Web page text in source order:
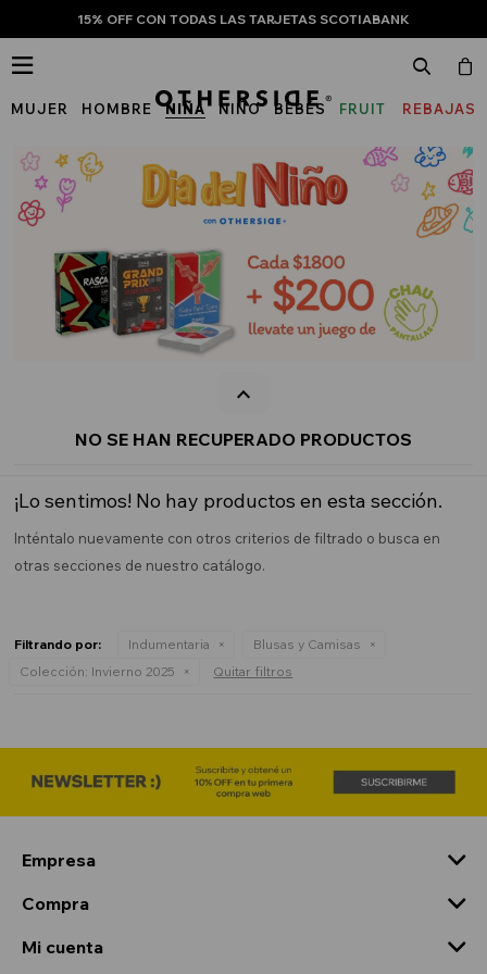
15% OFF CON TODAS LAS TARJETAS SCOTIABANK
MUJER HOMBRE NIÑA NIÑO BEBÉS
FRUIT
THE
LOOM
REBAJAS

NO SE HAN RECUPERADO PRODUCTOS
¡Lo sentimos! No hay productos en esta sección.
Inténtalo nuevamente con otros criterios de filtrado o busca en
otras secciones de nuestro catálogo.
Filtrando por: Indumentaria
Blusas y Camisas
Colección: Invierno 2025 Quitar filtros
Empresa
Compra
Mi cuenta